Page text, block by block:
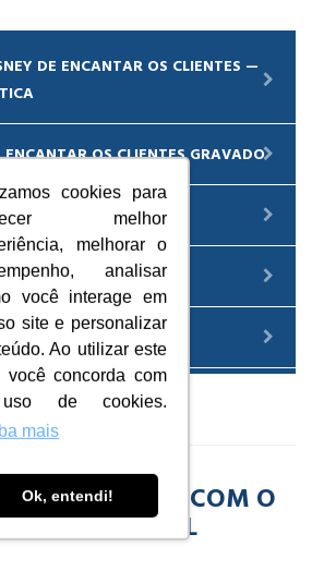
cookies para
melhor
melhorar o
analisar
você interage em
site e personalizar
Ao utilizar este
você concorda com
de cookies.
mais
Ok, entendi!
DE ENCANTAR OS CLIENTES —
OS CLIENTES GRAVADO
DE CRIAR E INOVAR
BRASIL
APRENDER COM O
NO BRASIL